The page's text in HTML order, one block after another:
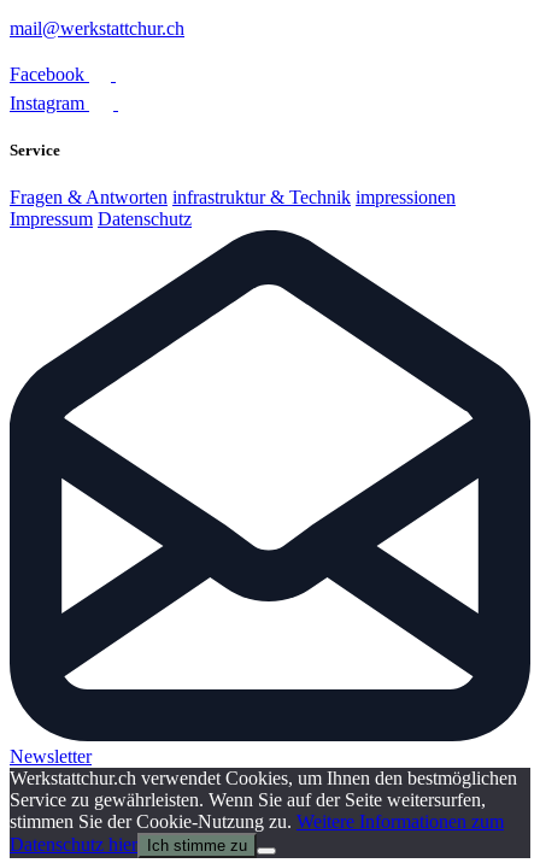
mail@werkstattchur.ch
Facebook
Instagram
Service
Fragen & Antworten infrastruktur & Technik impressionen
Impressum Datenschutz
Newsletter
Werkstattchur.ch verwendet Cookies, um Ihnen den bestmöglichen
Service zu gewährleisten. Wenn Sie auf der Seite weitersurfen,
stimmen Sie der Cookie-Nutzung zu. Weitere Informationen zum
Datenschutz hier Ich stimme zu